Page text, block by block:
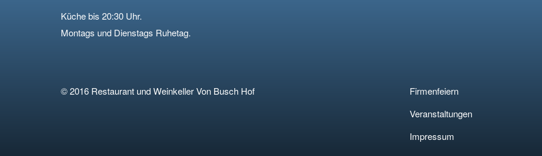
Küche bis 20:30 Uhr.
Montags und Dienstags Ruhetag.
© 2016 Restaurant und Weinkeller Von Busch Hof
Firmenfeiern
Veranstaltungen
Impressum